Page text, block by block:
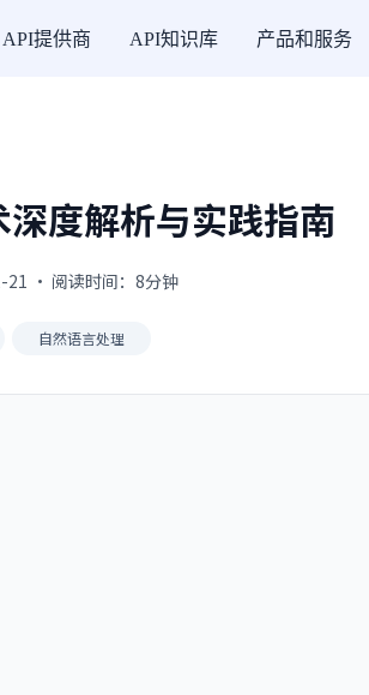
API提供商 API知识库 产品和服务
度解析与实践指南
· 阅读时间：8分钟
自然语言处理